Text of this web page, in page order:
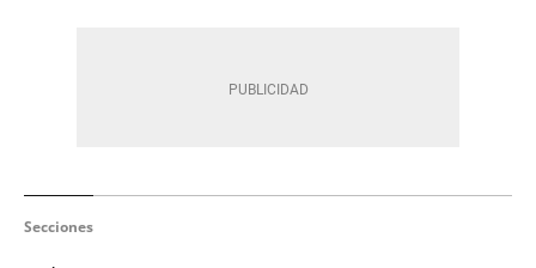
Secciones